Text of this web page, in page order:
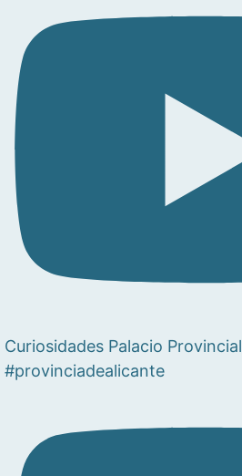
Curiosidades Palacio Provincial
#provinciadealicante